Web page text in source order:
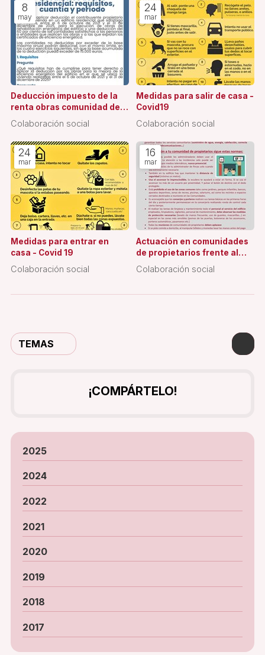
TEMAS
8
may
Deducción impuesto de la
renta obras comunidad de
propietarios
Colaboración social
24
mar
Medidas para salir de casa -
Covid19
Colaboración social
24
mar
Medidas para entrar en
casa - Covid 19
Colaboración social
16
mar
Actuación en comunidades
de propietarios frente al
coronavirus
Colaboración social
¡COMPÁRTELO!
2025
2024
2022
2021
2020
2019
2018
2017